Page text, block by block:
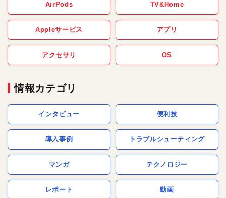
AirPods TV&Home
Appleサービス アプリ
アクセサリ OS
情報カテゴリ
インタビュー 便利技
導入事例 トラブルシューティング
マンガ テクノロジー
レポート 動画